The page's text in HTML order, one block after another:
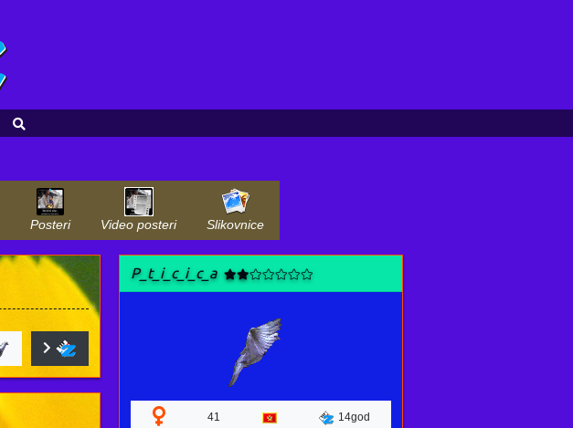
Posteri Video posteri Slikovnice
P_t_i_c_i_c_a
41 14god